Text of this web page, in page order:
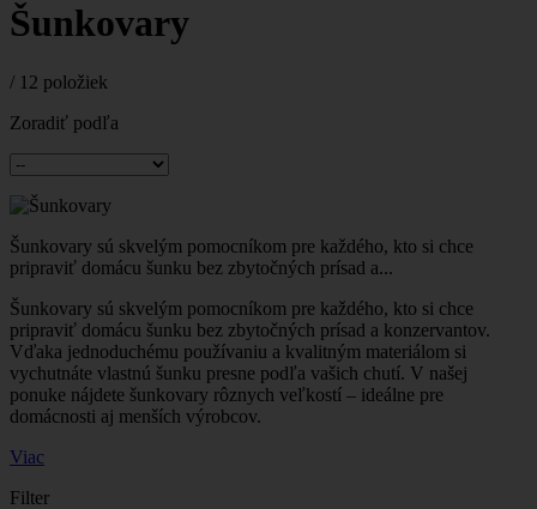
Šunkovary
/ 12 položiek
Zoradiť podľa
Šunkovary sú skvelým pomocníkom pre každého, kto si chce
pripraviť domácu šunku bez zbytočných prísad a...
Šunkovary sú skvelým pomocníkom pre každého, kto si chce
pripraviť domácu šunku bez zbytočných prísad a konzervantov.
Vďaka jednoduchému používaniu a kvalitným materiálom si
vychutnáte vlastnú šunku presne podľa vašich chutí. V našej
ponuke nájdete šunkovary rôznych veľkostí – ideálne pre
domácnosti aj menších výrobcov.
Viac
Filter